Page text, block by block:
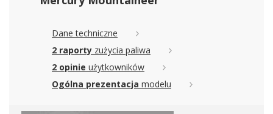
Dane techniczne
2 raporty zużycia paliwa
2 opinie użytkowników
Ogólna prezentacja modelu